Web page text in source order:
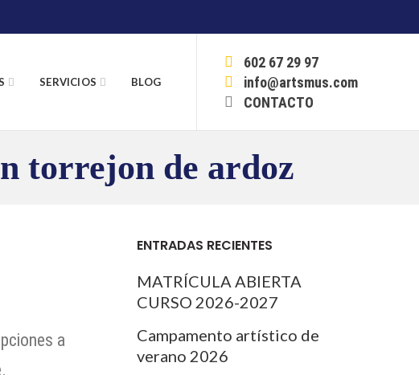
SERVICIOS BLOG
602 67 29 97
info@artsmus.com
CONTACTO
torrejon de ardoz
a
ENTRADAS RECIENTES
MATRÍCULA ABIERTA
CURSO 2026-2027
Campamento artístico de
verano 2026